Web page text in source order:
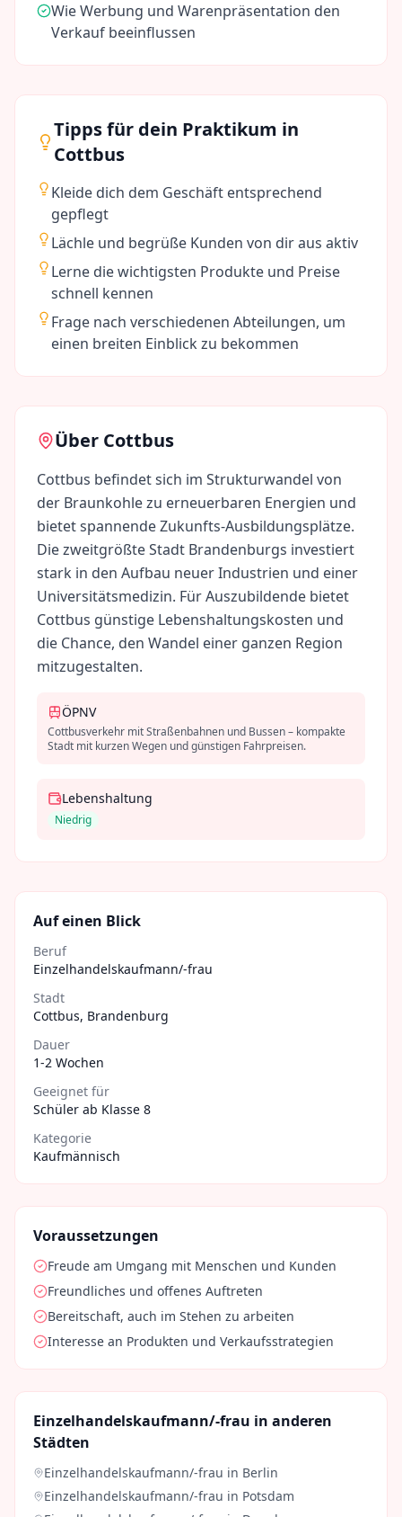
Wie Werbung und Warenpräsentation den
Verkauf beeinflussen
Tipps für dein Praktikum in
Cottbus
Kleide dich dem Geschäft entsprechend
gepflegt
Lächle und begrüße Kunden von dir aus aktiv
Lerne die wichtigsten Produkte und Preise
schnell kennen
Frage nach verschiedenen Abteilungen, um
einen breiten Einblick zu bekommen
Über Cottbus
Cottbus befindet sich im Strukturwandel von
der Braunkohle zu erneuerbaren Energien und
bietet spannende Zukunfts-Ausbildungsplätze.
Die zweitgrößte Stadt Brandenburgs investiert
stark in den Aufbau neuer Industrien und einer
Universitätsmedizin. Für Auszubildende bietet
Cottbus günstige Lebenshaltungskosten und
die Chance, den Wandel einer ganzen Region
mitzugestalten.
ÖPNV
Cottbusverkehr mit Straßenbahnen und Bussen – kompakte
Stadt mit kurzen Wegen und günstigen Fahrpreisen.
Lebenshaltung
Niedrig
Auf einen Blick
Beruf
Einzelhandelskaufmann/-frau
Stadt
Cottbus, Brandenburg
Dauer
1-2 Wochen
Geeignet für
Schüler ab Klasse 8
Kategorie
Kaufmännisch
Voraussetzungen
Freude am Umgang mit Menschen und Kunden
Freundliches und offenes Auftreten
Bereitschaft, auch im Stehen zu arbeiten
Interesse an Produkten und Verkaufsstrategien
Einzelhandelskaufmann/-frau in anderen
Städten
Einzelhandelskaufmann/-frau in Berlin
Einzelhandelskaufmann/-frau in Potsdam